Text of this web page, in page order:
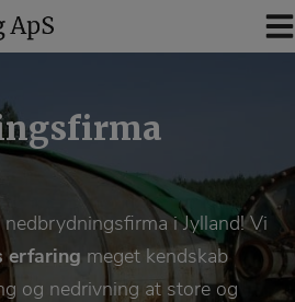
i Jylland! Vi
erfaring meget kendskab
og nedrivning at store og